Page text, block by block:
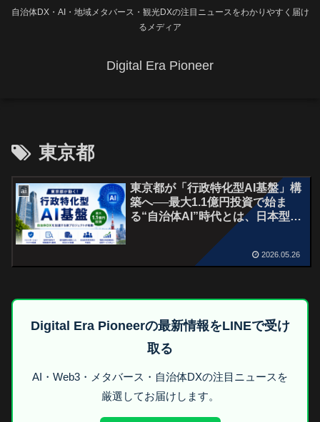
自治体DX・AI・地域メタバース・観光DXの注目ニュースをわかりやすく届け
るメディア
Digital Era Pioneer
東京都
ai
東京都が「行政特化型AI基盤」構
築へ──最大1.1億円投資で始ま
る“自治体AI”時代とは、日本型行
2026.05.26
Digital Era Pioneerの最新情報をLINEで受け
取る
AI・Web3・メタバース・自治体DXの注目ニュースを
厳選してお届けします。